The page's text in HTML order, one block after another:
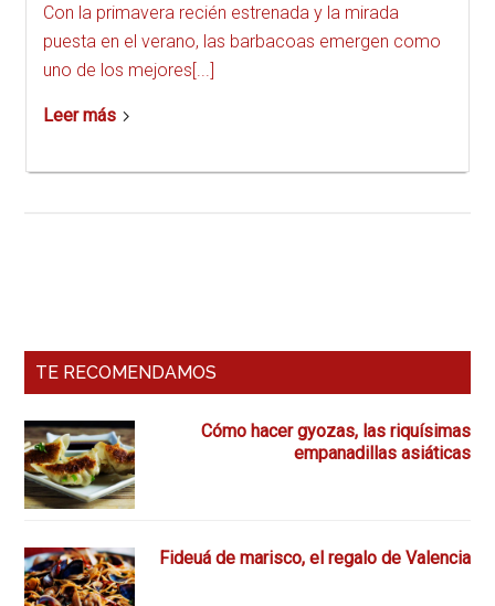
Con la primavera recién estrenada y la mirada
puesta en el verano, las barbacoas emergen como
uno de los mejores[...]
Leer más
Primaria
TE RECOMENDAMOS
Cómo hacer gyozas, las riquísimas
empanadillas asiáticas
Fideuá de marisco, el regalo de Valencia